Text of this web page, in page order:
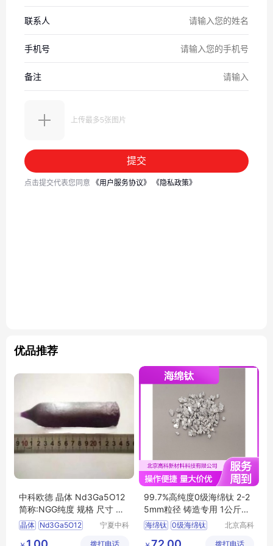
优品推荐
中科欧德 晶体 Nd3Ga5O12
简称:NGG纯度 规格 尺寸 可
定制
晶体 Nd3Ga5O12
宁夏中科
拨打电话
99.7%高纯度0级海绵钛 2-2
5mm粒径 铸造专用 1公斤起
订
海绵钛 0级海绵钛
北京高科
拨打电话